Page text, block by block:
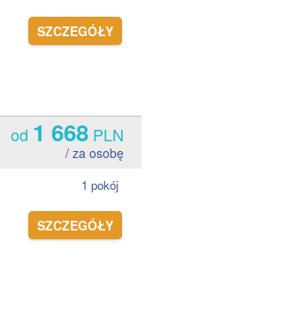
SZCZEGÓŁY
od 1 668 PLN
/ za osobę
1 pokój
SZCZEGÓŁY